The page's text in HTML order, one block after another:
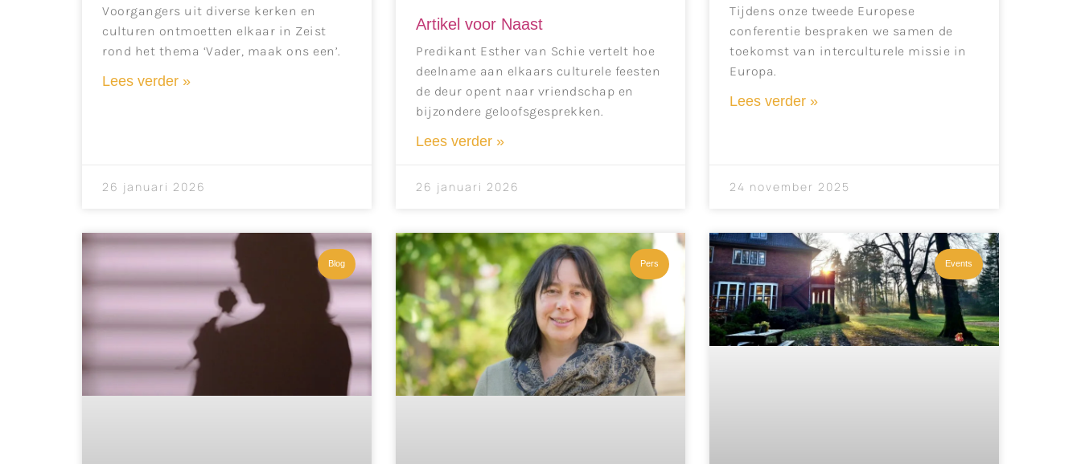
Voorgangers uit diverse kerken en
culturen ontmoetten elkaar in Zeist
rond het thema ‘Vader, maak ons een’.
Lees verder »
26 januari 2026
Artikel voor Naast
Predikant Esther van Schie vertelt hoe
deelname aan elkaars culturele feesten
de deur opent naar vriendschap en
bijzondere geloofsgesprekken.
Lees verder »
26 januari 2026
Tijdens onze tweede Europese
conferentie bespraken we samen de
toekomst van interculturele missie in
Europa.
Lees verder »
24 november 2025
Blog Pers Events